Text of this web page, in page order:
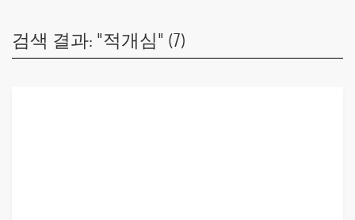
검색 결과: "적개심" (7)